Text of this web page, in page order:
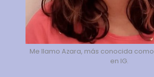
Me llamo Azara, más conocida como
en IG.